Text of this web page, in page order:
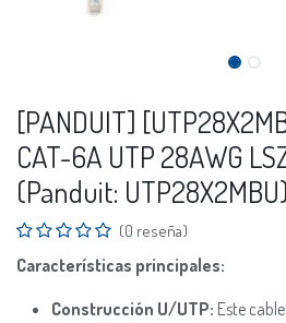
[PANDUIT]
CAT-6A UTP 28AWG
(Panduit: UTP28X2MBU)
(0 reseña)
Características principales:
Construcción U/UTP: Este